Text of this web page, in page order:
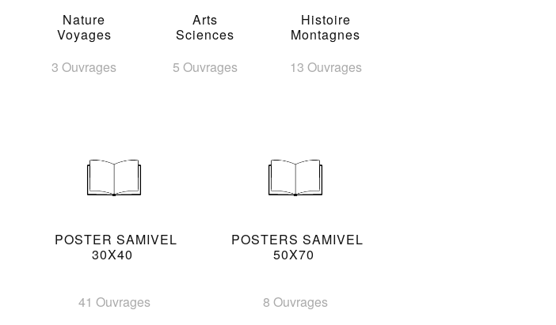
Nature
Voyages
3 Ouvrages
Arts
Sciences
5 Ouvrages
Histoire
Montagnes
13 Ouvrages
POSTER SAMIVEL
30X40
41 Ouvrages
POSTERS SAMIVEL
50X70
8 Ouvrages